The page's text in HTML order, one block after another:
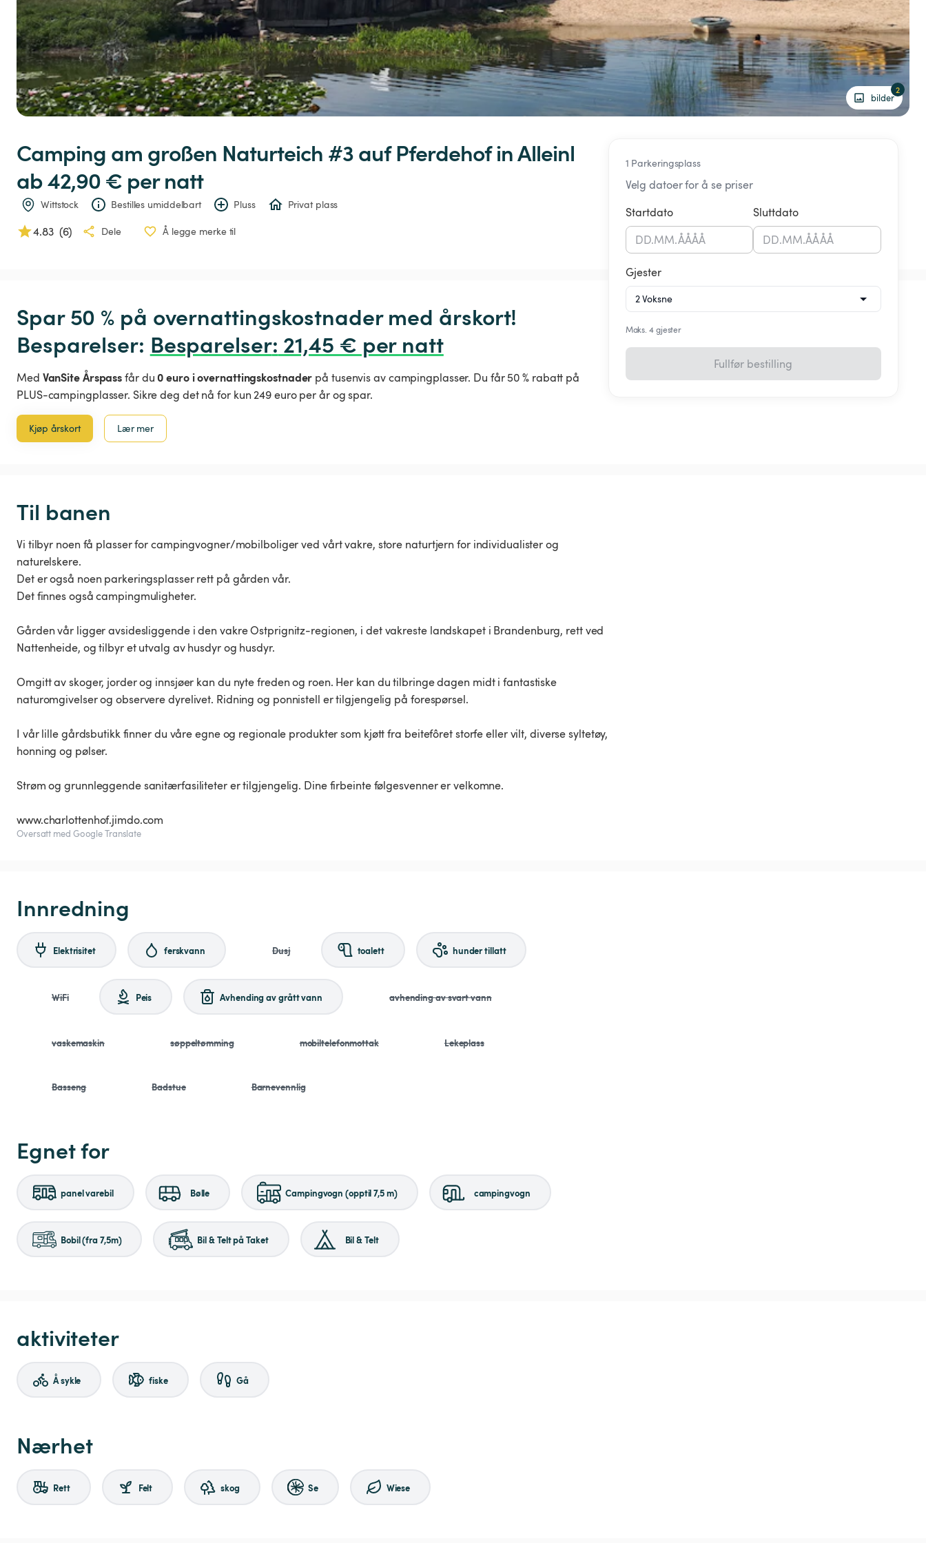
bilder
2
Camping am großen Naturteich #3auf PferdehofinAlleinl
ab 42,90 € per natt
Wittstock Bestilles umiddelbart Pluss Privat plass
4.83 (6) Dele Å legge merke til
1 Parkeringsplass
Velg datoer for å se priser
Startdato
DD.MM.ÅÅÅÅ
Sluttdato
DD.MM.ÅÅÅÅ
Gjester
Maks. 4 gjester
Fullfør bestilling
Spar 50 % på overnattingskostnader med årskort!
Besparelser: Besparelser: 21,45 € per natt
Med VanSite Årspassfår du0 euro i overnattingskostnader på tusenvis av campingplasser. Du får 50 % rabatt på
PLUS-campingplasser. Sikre deg det nå for kun 249 euro per år og spar.
Kjøp årskort Lær mer
Til banen
Vi tilbyr noen få plasser for campingvogner/mobilboliger ved vårt vakre, store naturtjern for individualister og
naturelskere.
Det er også noen parkeringsplasser rett på gården vår.
Det finnes også campingmuligheter.
Gården vår ligger avsidesliggende i den vakre Ostprignitz-regionen, i det vakreste landskapet i Brandenburg, rett ved
Nattenheide, og tilbyr et utvalg av husdyr og husdyr.
Omgitt av skoger, jorder og innsjøer kan du nyte freden og roen. Her kan du tilbringe dagen midt i fantastiske
naturomgivelser og observere dyrelivet. Ridning og ponnistell er tilgjengelig på forespørsel.
I vår lille gårdsbutikk finner du våre egne og regionale produkter som kjøtt fra beitefôret storfe eller vilt, diverse syltetøy,
honning og pølser.
Strøm og grunnleggende sanitærfasiliteter er tilgjengelig. Dine firbeinte følgesvenner er velkomne.
www.charlottenhof.jimdo.com
Oversatt med Google Translate
Innredning
Elektrisitet ferskvann Dusj toalett hunder tillatt
WiFi Peis Avhending av grått vann avhending av svart vann
vaskemaskin søppeltømming mobiltelefonmottak Lekeplass
Basseng Badstue Barnevennlig
Egnet for
panel varebil Bølle Campingvogn (opptil 7,5 m) campingvogn
Bobil (fra 7,5m) Bil & Telt på Taket Bil & Telt
aktiviteter
Å sykle fiske Gå
Nærhet
Rett Felt skog Se Wiese